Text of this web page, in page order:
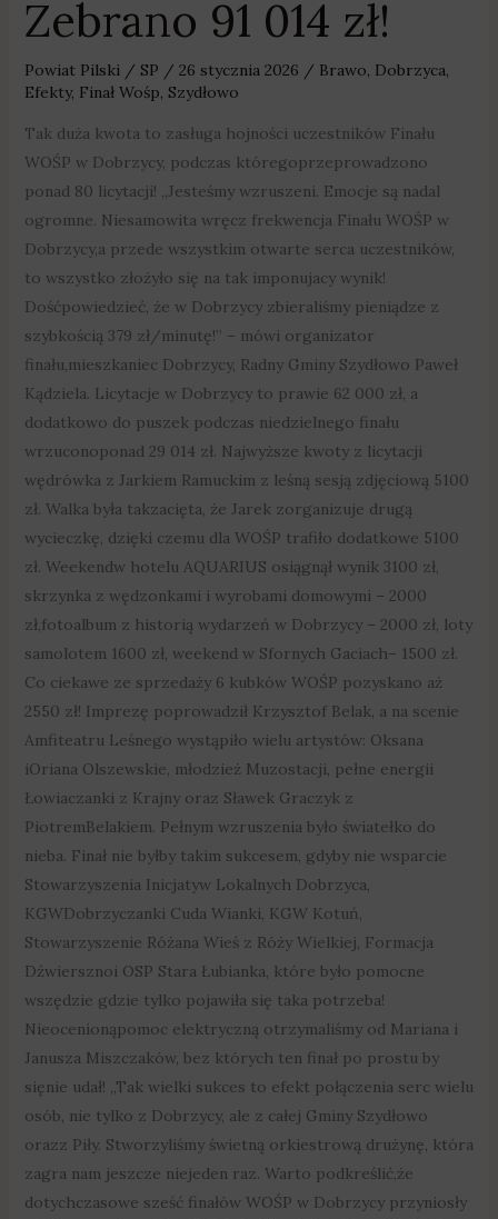
Zebrano 91 014 zł!
Powiat Pilski/ SP / 26 stycznia 2026 / Brawo, Dobrzyca,
Efekty, Finał Wośp, Szydłowo
Tak duża kwota to zasługa hojności uczestników Finału
WOŚP w Dobrzycy, podczas któregoprzeprowadzono
ponad 80 licytacji! „Jesteśmy wzruszeni. Emocje są nadal
ogromne. Niesamowita wręcz frekwencja Finału WOŚP w
Dobrzycy,a przede wszystkim otwarte serca uczestników,
to wszystko złożyło się na tak imponujacy wynik!
Dośćpowiedzieć, że w Dobrzycy zbieraliśmy pieniądze z
szybkością 379 zł/minutę!” – mówi organizator
finału,mieszkaniec Dobrzycy, Radny Gminy Szydłowo Paweł
Kądziela. Licytacje w Dobrzycy to prawie 62 000 zł, a
dodatkowo do puszek podczas niedzielnego finału
wrzuconoponad 29 014 zł. Najwyższe kwoty z licytacji
wędrówka z Jarkiem Ramuckim z leśną sesją zdjęciową 5100
zł. Walka była takzacięta, że Jarek zorganizuje drugą
wycieczkę, dzięki czemu dla WOŚP trafiło dodatkowe 5100
zł. Weekendw hotelu AQUARIUS osiągnął wynik 3100 zł,
skrzynka z wędzonkami i wyrobami domowymi – 2000
zł,fotoalbum z historią wydarzeń w Dobrzycy – 2000 zł, loty
samolotem 1600 zł, weekend w Sfornych Gaciach– 1500 zł.
Co ciekawe ze sprzedaży 6 kubków WOŚP pozyskano aż
2550 zł! Imprezę poprowadził Krzysztof Belak, a na scenie
Amfiteatru Leśnego wystąpiło wielu artystów: Oksana
iOriana Olszewskie, młodzież Muzostacji, pełne energii
Łowiaczanki z Krajny oraz Sławek Graczyk z
PiotremBelakiem. Pełnym wzruszenia było światełko do
nieba. Finał nie byłby takim sukcesem, gdyby nie wsparcie
Stowarzyszenia Inicjatyw Lokalnych Dobrzyca,
KGWDobrzyczanki Cuda Wianki, KGW Kotuń,
Stowarzyszenie Różana Wieś z Róży Wielkiej, Formacja
Dźwiersznoi OSP Stara Łubianka, które było pomocne
wszędzie gdzie tylko pojawiła się taka potrzeba!
Nieocenionąpomoc elektryczną otrzymaliśmy od Mariana i
Janusza Miszczaków, bez których ten finał po prostu by
sięnie udał! „Tak wielki sukces to efekt połączenia serc wielu
osób, nie tylko z Dobrzycy, ale z całej Gminy Szydłowo
orazz Piły. Stworzyliśmy świetną orkiestrową drużynę, która
zagra nam jeszcze niejeden raz. Warto podkreślić,że
dotychczasowe sześć finałów WOŚP w Dobrzycy przyniosły